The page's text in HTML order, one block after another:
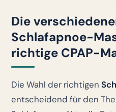
Die
Schlafapnoe-
richtige CPAP-
Die Wahl der richtigen
entscheidend für den